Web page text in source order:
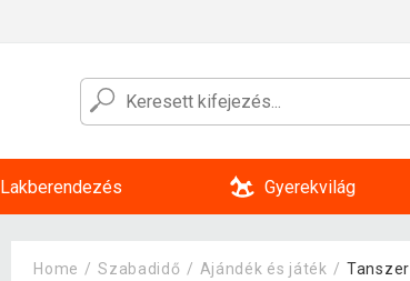
Lakberendezés Gyerekvilág
Home Szabadidő Ajándék és játék Tanszer